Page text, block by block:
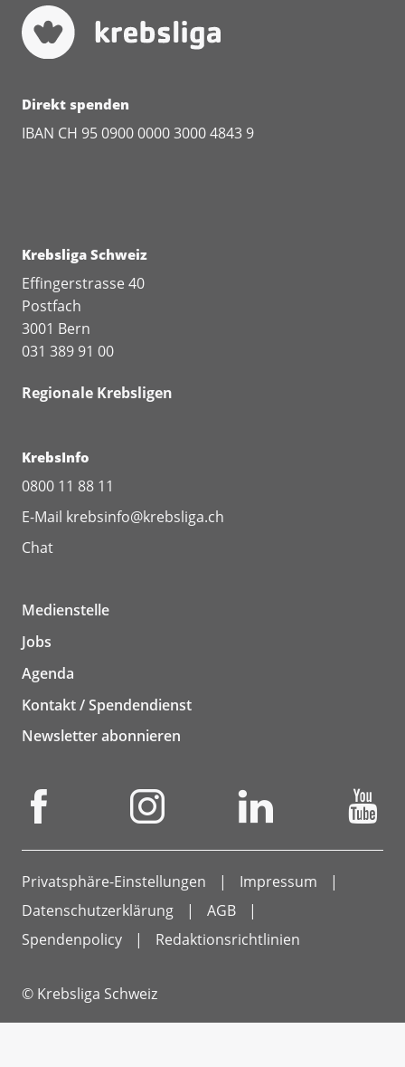
Direkt spenden
IBAN CH 95 0900 0000 3000 4843 9
Krebsliga Schweiz
Effingerstrasse 40
Postfach
3001 Bern
031 389 91 00
Regionale Krebsligen
KrebsInfo
0800 11 88 11
E-Mail krebsinfo@krebsliga.ch
Chat
Medienstelle
Jobs
Agenda
Kontakt / Spendendienst
Newsletter abonnieren
Privatsphäre-Einstellungen
Impressum
Datenschutzerklärung
AGB
Spendenpolicy
Redaktionsrichtlinien
© Krebsliga Schweiz